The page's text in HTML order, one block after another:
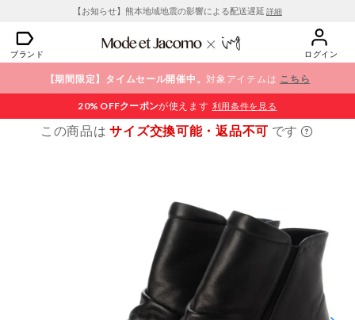
【お知らせ】熊本地域地震の影響による配送遅延 詳細
ブランド ログイン
【期間限定】タイムセール開催中。対象アイテムは こちら
20% OFFクーポンが使えます 利用条件を見る
この商品はサイズ交換可能・返品不可 です